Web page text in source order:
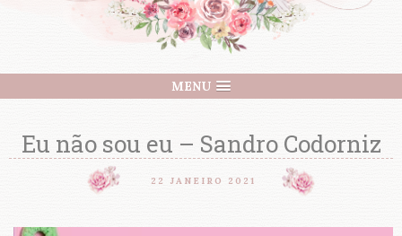
MENU
Eu não sou eu – Sandro Codorniz
22 JANEIRO 2021